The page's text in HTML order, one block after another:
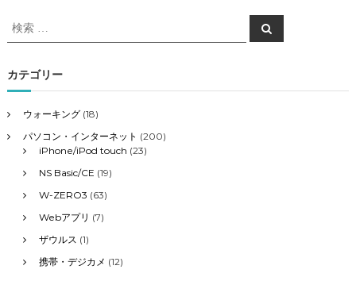
検
象
:
検
索
カテゴリー
ウォーキング(18)
パソコン・インターネット (200)
iPhone/iPod touch (23)
NS Basic/CE (19)
W-ZERO3 (63)
Webアプリ (7)
ザウルス (1)
携帯・デジカメ (12)